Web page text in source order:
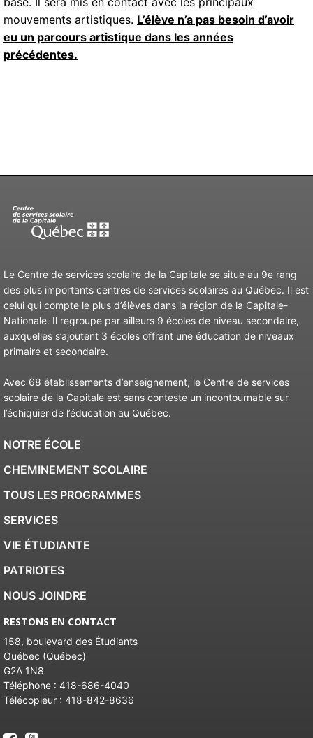
mouvements artistiques. L’élève n’a pas besoin d’avoir
eu un parcours artistique dans les années
précédentes.
Le Centre de services scolaire de la Capitale se situe au 9e rang
des plus importants centres de services scolaires au Québec. Il est
celui qui compte le plus d’élèves dans la région de la Capitale-
Nationale. Il regroupe par ailleurs 9 écoles de niveau secondaire,
auxquelles s’ajoutent 3 écoles offrant une éducation de niveaux
primaire et secondaire.
Avec 68 établissements d’enseignement, le Centre de services
scolaire de la Capitale est sans conteste un incontournable sur
l’échiquier de l’éducation au Québec.
NOTRE ÉCOLE
CHEMINEMENT SCOLAIRE
TOUS LES PROGRAMMES
SERVICES
VIE ÉTUDIANTE
PATRIOTES
NOUS JOINDRE
RESTONS EN CONTACT
158, boulevard des Étudiants
Québec (Québec)
G2A 1N8
Téléphone : 418-686-4040
Télécopieur : 418-842-8636
FacebookFacebook